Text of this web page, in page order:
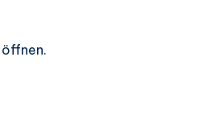
öffnen.